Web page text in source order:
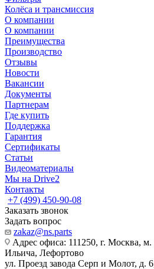
Колёса и трансмиссия
О компании
О компании
Преимущества
Производство
Отзывы
Новости
Вакансии
Документы
Партнерам
Где купить
Поддержка
Гарантия
Сертификаты
Статьи
Видеоматериалы
Мы на Drive2
Контакты
+7 (499) 450-90-08
Заказать звонок
Задать вопрос
zakaz@ns.parts
Адрес офиса: 111250, г. Москва,
Ильича, Лефортово
ул. Проезд завода Серп и Молот, д.